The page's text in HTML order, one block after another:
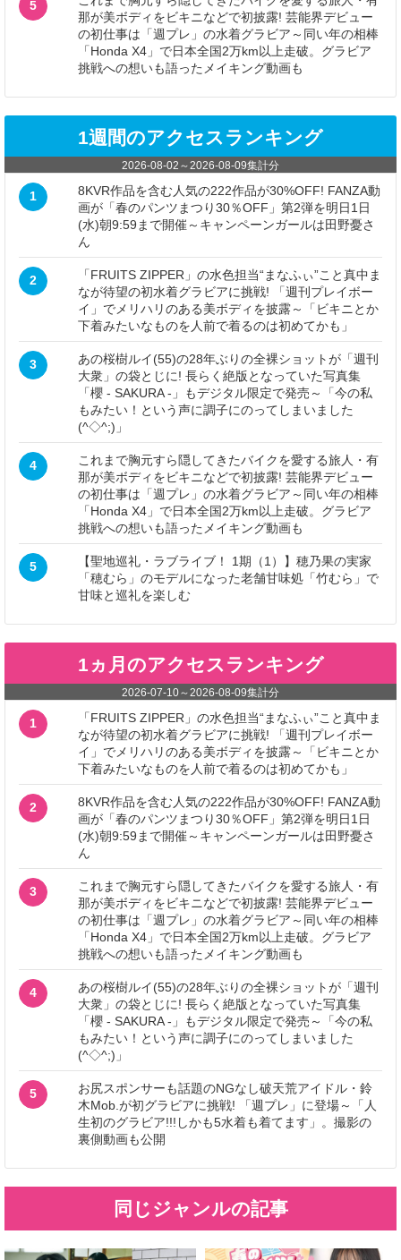
5
那が美ボディをビキニなどで初披露! 芸能界デビュー
の初仕事は「週プレ」の水着グラビア～同い年の相棒
「Honda X4」で日本全国2万km以上走破。グラビア
挑戦への想いも語ったメイキング動画も
1週間のアクセスランキング
2026-08-02 ～2026-08-09集計分
1
8KVR作品を含む人気の222作品が30%OFF! FANZA動
画が「春のパンツまつり30％OFF」第2弾を明日1日
(水)朝9:59まで開催～キャンペーンガールは田野憂さ
ん
2
「FRUITS ZIPPER」の水色担当“まなふぃ”こと真中ま
なが待望の初水着グラビアに挑戦! 「週刊プレイボー
イ」でメリハリのある美ボディを披露～「ビキニとか
下着みたいなものを人前で着るのは初めてかも」
3
あの桜樹ルイ(55)の28年ぶりの全裸ショットが「週刊
大衆」の袋とじに! 長らく絶版となっていた写真集
「櫻 - SAKURA -」もデジタル限定で発売～「今の私
もみたい！という声に調子にのってしまいました
(^◇^;)」
4
これまで胸元すら隠してきたバイクを愛する旅人・有
那が美ボディをビキニなどで初披露! 芸能界デビュー
の初仕事は「週プレ」の水着グラビア～同い年の相棒
「Honda X4」で日本全国2万km以上走破。グラビア
挑戦への想いも語ったメイキング動画も
5
【聖地巡礼・ラブライブ！ 1期（1）】穂乃果の実家
「穂むら」のモデルになった老舗甘味処「竹むら」で
甘味と巡礼を楽しむ
1ヵ月のアクセスランキング
2026-07-10～2026-08-09集計分
1
「FRUITS ZIPPER」の水色担当“まなふぃ”こと真中ま
なが待望の初水着グラビアに挑戦! 「週刊プレイボー
イ」でメリハリのある美ボディを披露～「ビキニとか
下着みたいなものを人前で着るのは初めてかも」
2
8KVR作品を含む人気の222作品が30%OFF! FANZA動
画が「春のパンツまつり30％OFF」第2弾を明日1日
(水)朝9:59まで開催～キャンペーンガールは田野憂さ
ん
3
これまで胸元すら隠してきたバイクを愛する旅人・有
那が美ボディをビキニなどで初披露! 芸能界デビュー
の初仕事は「週プレ」の水着グラビア～同い年の相棒
「Honda X4」で日本全国2万km以上走破。グラビア
挑戦への想いも語ったメイキング動画も
4
あの桜樹ルイ(55)の28年ぶりの全裸ショットが「週刊
大衆」の袋とじに! 長らく絶版となっていた写真集
「櫻 - SAKURA -」もデジタル限定で発売～「今の私
もみたい！という声に調子にのってしまいました
(^◇^;)」
5
お尻スポンサーも話題のNGなし破天荒アイドル・鈴
木Mob.が初グラビアに挑戦! 「週プレ」に登場～「人
生初のグラビア!!!しかも5水着も着てます」。撮影の
裏側動画も公開
同じジャンルの記事